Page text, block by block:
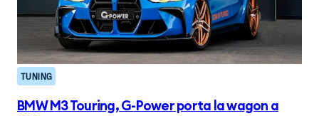
TUNING
BMW M3 Touring, G-Power porta la wagon a